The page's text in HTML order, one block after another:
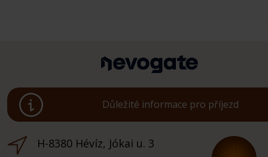
Důležité informace pro příjezd
H-8380 Hévíz, Jókai u. 3